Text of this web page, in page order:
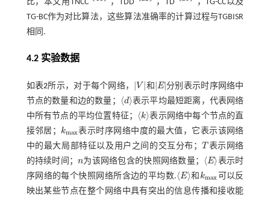
比，本文用TNCC ，TDD ，TD
，TG-CC以及
TG-BC作为对比算法，这些算法准确率的计算过程与TGBISR
相同.
4.2 实验数据
如表2所示，对于每个网络， | V |
|V 和 | E|
|E| 分别表示时序网络中
节点的数量和边的数量； ⟨d⟩
d
表示平均最短距离，代表网络
中所有节点的平均位置特征； ⟨k⟩
k
表示网络中每个节点的直
接邻居；
kmax
kmax表示时序网络中度的最大值，它表示该网络
中的最大局部特征以及用户之间的交互分布；T
T 表示网络
的持续时间； n
n 为该网络包含的快照网络数量； ⟨ E⟩
E
表示时
序网络的每个快照网络所含边的平均数.⟨E⟩
E 和 kmax
kmax 可以反
映出某些节点在整个网络中具有突出的信息传播和接收能